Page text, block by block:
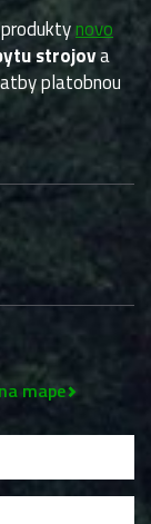
novo
strojova
platobnou
mape